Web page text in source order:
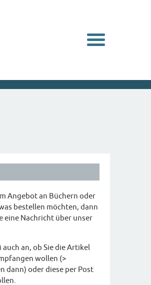
Navigation
Angebot an Büchern oder
bestellen möchten, dann
eine Nachricht über unser
an, ob Sie die Artikel
wollen (>
dann) oder diese per Post